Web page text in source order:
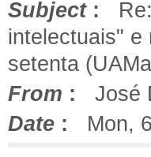
Subject: Re:
intelectuais" e
setenta
From : José
Date : Mon,